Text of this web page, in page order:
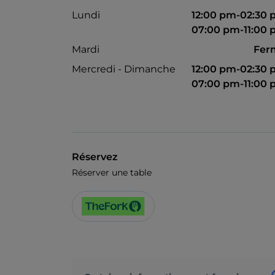
Lundi
12:00 pm-02:30
07:00 pm-11:00
Mardi
Mercredi - Dimanche
12:00 pm-02:30
07:00 pm-11:00
Réservez
Réserver une table